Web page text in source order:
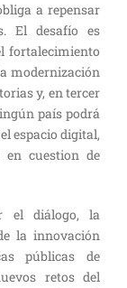
a repensar
El desafío es
fortalecimiento
modernización
y, en tercer
país podrá
espacio digital,
en cuestion de
el diálogo, la
la innovación
públicas de
retos del